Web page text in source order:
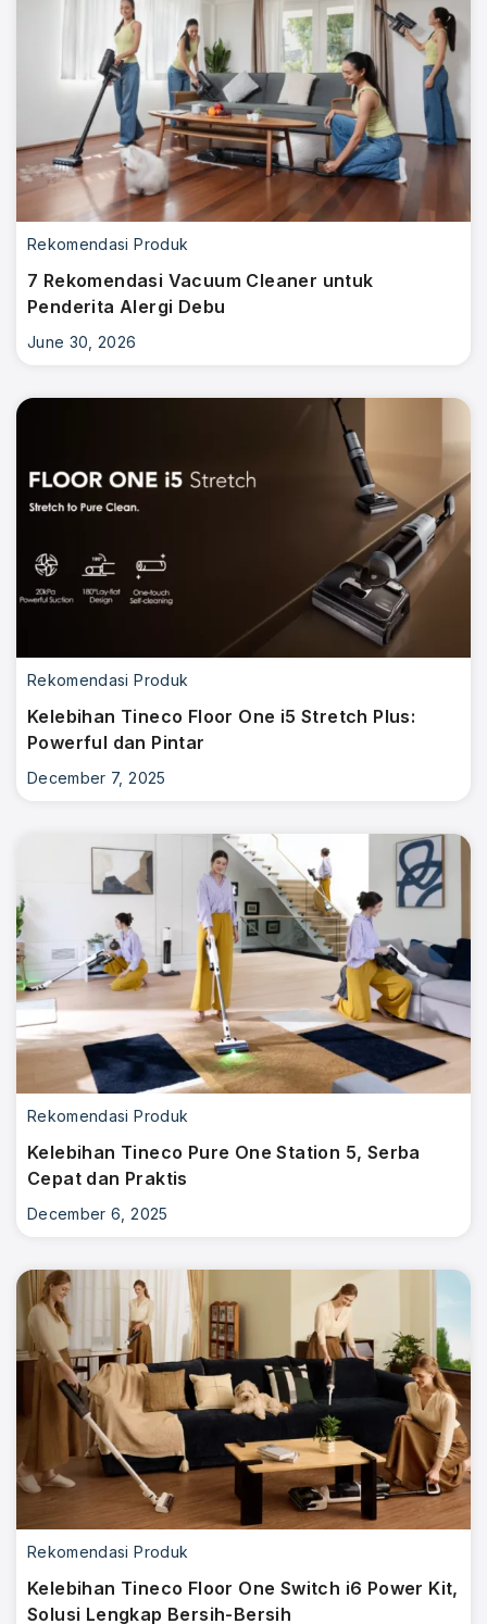
Rekomendasi Produk
7 Rekomendasi Vacuum Cleaner untuk
Penderita Alergi Debu
June 30, 2026
Rekomendasi Produk
Kelebihan Tineco Floor One i5 Stretch Plus:
Powerful dan Pintar
December 7, 2025
Rekomendasi Produk
Kelebihan Tineco Pure One Station 5, Serba
Cepat dan Praktis
December 6, 2025
Rekomendasi Produk
Kelebihan Tineco Floor One Switch i6 Power Kit,
Solusi Lengkap Bersih-Bersih